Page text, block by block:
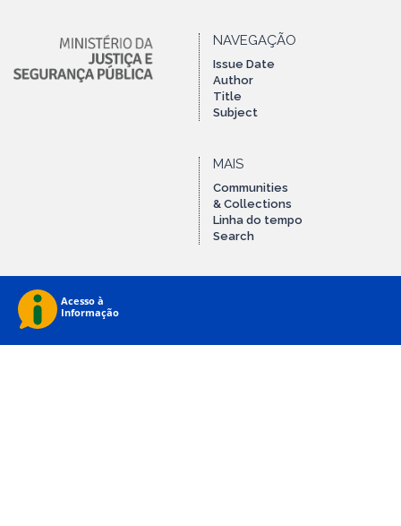
NAVEGAÇÃO
Issue Date
Author
Title
Subject
MAIS
Communities
& Collections
Linha do tempo
Search